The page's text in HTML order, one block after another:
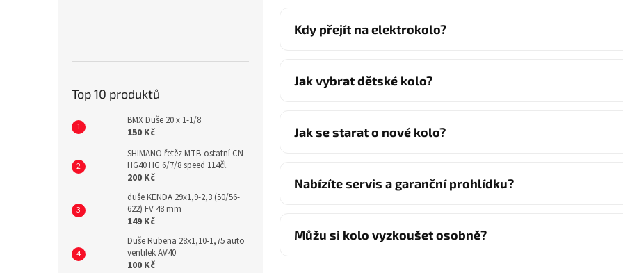
Top 10 produktů
BMX Duše 20 x 1-1/8
150 Kč
SHIMANO řetěz MTB-ostatní CN-
HG40 HG 6/7/8 speed 114čl.
200 Kč
duše KENDA 29x1,9-2,3 (50/56-
622) FV 48 mm
149 Kč
Duše Rubena 28x1,10-1,75 auto
ventilek AV40
100 Kč
Kdy přejít na elektrokolo?
Jak vybrat dětské kolo?
Jak se starat o nové kolo?
Nabízíte servis a garanční prohlídku?
Můžu si kolo vyzkoušet osobně?